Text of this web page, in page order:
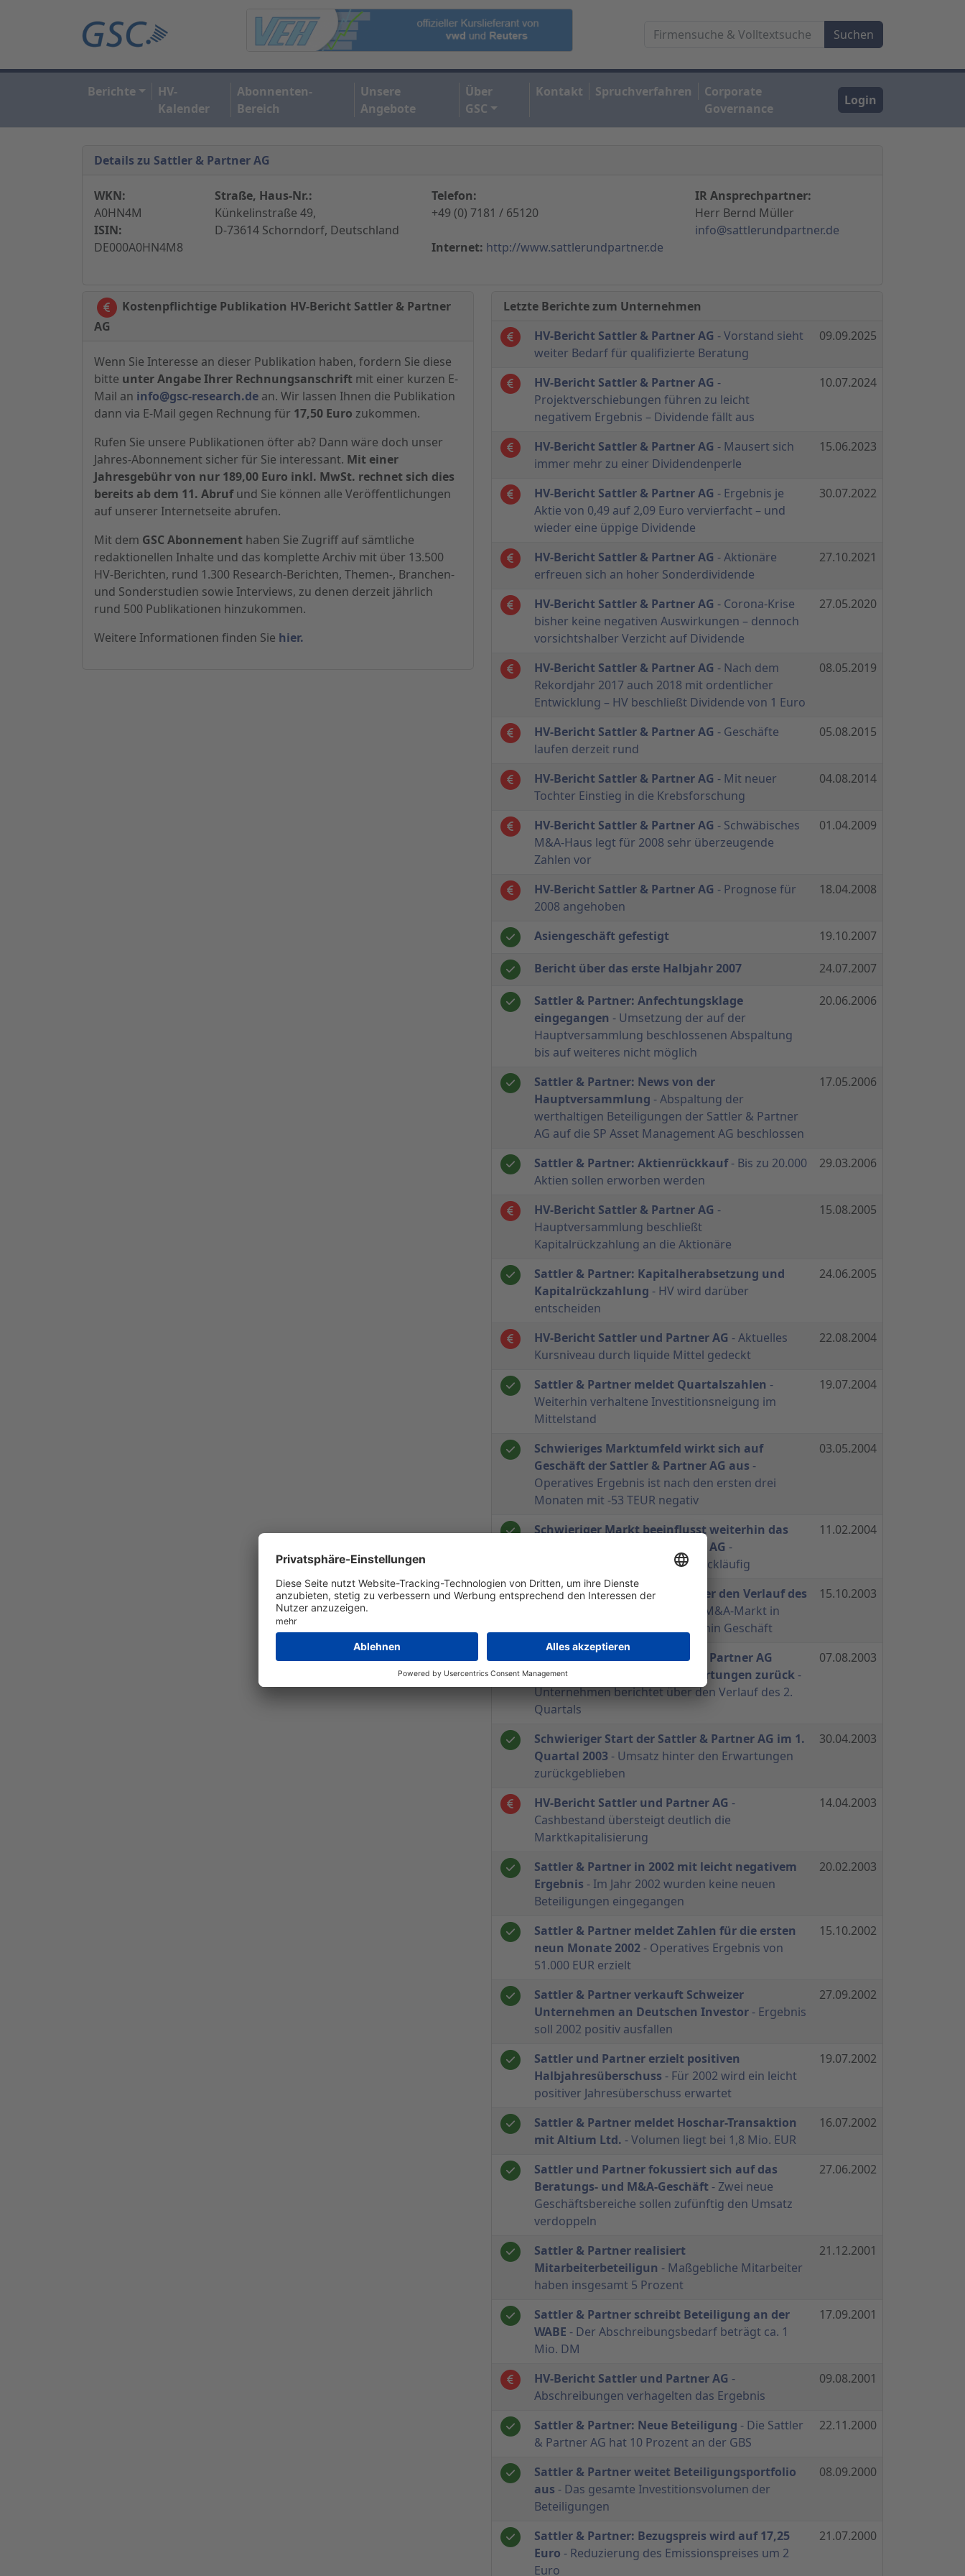
Berichte
HV-
Kalender
Abonnenten-
Bereich
Unsere
Angebote
Über
GSC
Kontakt Spruchverfahren
Corporate
Governance
Login
Details zu Sattler & Partner AG
WKN:
A0HN4M
ISIN:
DE000A0HN4M8
Straße, Haus-Nr.:
Künkelinstraße 49,
D-73614 Schorndorf, Deutschland
Telefon:
+49 (0) 7181 / 65120
Internet: http://www.sattlerundpartner.de
IR Ansprechpartner:
Herr Bernd Müller
info@sattlerundpartner.de
Kostenpflichtige Publikation HV-Bericht Sattler & Partner
AG
Wenn Sie Interesse an dieser Publikation haben, fordern Sie diese
bitte unter Angabe Ihrer Rechnungsanschrift mit einer kurzen E-
Mail an info@gsc-research.de an. Wir lassen Ihnen die Publikation
dann via E-Mail gegen Rechnung für 17,50 Euro zukommen.
Rufen Sie unsere Publikationen öfter ab? Dann wäre doch unser
Jahres-Abonnement sicher für Sie interessant. Mit einer
Jahresgebühr von nur 189,00 Euro inkl. MwSt. rechnet sich dies
bereits ab dem 11. Abrufund Sie können alle Veröffentlichungen
auf unserer Internetseite abrufen.
Mit dem GSC Abonnement haben Sie Zugriff auf sämtliche
redaktionellen Inhalte und das komplette Archiv mit über 13.500
HV-Berichten, rund 1.300 Research-Berichten, Themen-, Branchen-
und Sonderstudien sowie Interviews, zu denen derzeit jährlich
rund 500 Publikationen hinzukommen.
Weitere Informationen finden Sie hier.
Letzte Berichte zum Unternehmen
HV-Bericht Sattler & Partner AG - Vorstand sieht
weiter Bedarf für qualifizierte Beratung
09.09.2025
HV-Bericht Sattler & Partner AG -
Projektverschiebungen führen zu leicht
negativem Ergebnis – Dividende fällt aus
10.07.2024
HV-Bericht Sattler & Partner AG - Mausert sich
immer mehr zu einer Dividendenperle
15.06.2023
HV-Bericht Sattler & Partner AG - Ergebnis je
Aktie von 0,49 auf 2,09 Euro vervierfacht – und
wieder eine üppige Dividende
30.07.2022
HV-Bericht Sattler & Partner AG - Aktionäre
erfreuen sich an hoher Sonderdividende
27.10.2021
HV-Bericht Sattler & Partner AG - Corona-Krise
bisher keine negativen Auswirkungen – dennoch
vorsichtshalber Verzicht auf Dividende
27.05.2020
HV-Bericht Sattler & Partner AG - Nach dem
Rekordjahr 2017 auch 2018 mit ordentlicher
Entwicklung – HV beschließt Dividende von 1 Euro
08.05.2019
HV-Bericht Sattler & Partner AG - Geschäfte
laufen derzeit rund
05.08.2015
HV-Bericht Sattler & Partner AG - Mit neuer
Tochter Einstieg in die Krebsforschung
04.08.2014
HV-Bericht Sattler & Partner AG - Schwäbisches
M&A-Haus legt für 2008 sehr überzeugende
Zahlen vor
01.04.2009
HV-Bericht Sattler & Partner AG - Prognose für
2008 angehoben
18.04.2008
Asiengeschäft gefestigt 19.10.2007
Bericht über das erste Halbjahr 2007 24.07.2007
Sattler & Partner: Anfechtungsklage
eingegangen - Umsetzung der auf der
Hauptversammlung beschlossenen Abspaltung
bis auf weiteres nicht möglich
20.06.2006
Sattler & Partner: News von der
Hauptversammlung - Abspaltung der
werthaltigen Beteiligungen der Sattler & Partner
AG auf die SP Asset Management AG beschlossen
17.05.2006
Sattler & Partner: Aktienrückkauf- Bis zu 20.000
Aktien sollen erworben werden
29.03.2006
HV-Bericht Sattler & Partner AG -
Hauptversammlung beschließt
Kapitalrückzahlung an die Aktionäre
15.08.2005
Sattler & Partner: Kapitalherabsetzung und
Kapitalrückzahlung - HV wird darüber
entscheiden
24.06.2005
HV-Bericht Sattler und Partner AG - Aktuelles
Kursniveau durch liquide Mittel gedeckt
22.08.2004
Sattler & Partner meldet Quartalszahlen -
Weiterhin verhaltene Investitionsneigung im
Mittelstand
19.07.2004
Schwieriges Marktumfeld wirkt sich auf
Geschäft der Sattler & Partner AG aus -
Operatives Ergebnis ist nach den ersten drei
Monaten mit -53 TEUR negativ
03.05.2004
Schwieriger Markt beeinflusst weiterhin das
Geschäft der Sattler & Partner AG -
Gesamtumsatz 2003 deutlich rückläufig
11.02.2004
Sattler & Partner berichtet über den Verlauf des
- Schwieriger M&A-Markt in
Deutschland beeinflusst weiterhin Geschäft
15.10.2003
Geschäftsverlauf der Sattler & Partner AG
bleibt in 2003 hinter den Erwartungen zurück-
Unternehmen berichtet über den Verlauf des 2.
Quartals
07.08.2003
Schwieriger Start der Sattler & Partner AG im 1.
Quartal 2003 - Umsatz hinter den Erwartungen
zurückgeblieben
30.04.2003
HV-Bericht Sattler und Partner AG -
Cashbestand übersteigt deutlich die
Marktkapitalisierung
14.04.2003
Sattler & Partner in 2002 mit leicht negativem
Ergebnis - Im Jahr 2002 wurden keine neuen
Beteiligungen eingegangen
20.02.2003
Sattler & Partner meldet Zahlen für die ersten
neun Monate 2002- Operatives Ergebnis von
51.000 EUR erzielt
15.10.2002
Sattler & Partner verkauft Schweizer
Unternehmen an Deutschen Investor - Ergebnis
soll 2002 positiv ausfallen
27.09.2002
Sattler und Partner erzielt positiven
Halbjahresüberschuss - Für 2002 wird ein leicht
positiver Jahresüberschuss erwartet
19.07.2002
Sattler & Partner meldet Hoschar-Transaktion
mit Altium Ltd. - Volumen liegt bei 1,8 Mio. EUR
16.07.2002
Sattler und Partner fokussiert sich auf das
Beratungs- und M&A-Geschäft- Zwei neue
Geschäftsbereiche sollen zufünftig den Umsatz
verdoppeln
27.06.2002
Sattler & Partner realisiert
Mitarbeiterbeteiligun - Maßgebliche Mitarbeiter
haben insgesamt 5 Prozent
21.12.2001
Sattler & Partner schreibt Beteiligung an der
WABE - Der Abschreibungsbedarf beträgt ca. 1
Mio. DM
17.09.2001
HV-Bericht Sattler und Partner AG -
Abschreibungen verhagelten das Ergebnis
09.08.2001
Sattler & Partner: Neue Beteiligung - Die Sattler
& Partner AG hat 10 Prozent an der GBS
22.11.2000
Sattler & Partner weitet Beteiligungsportfolio
aus - Das gesamte Investitionsvolumen der
Beteiligungen
08.09.2000
Sattler & Partner: Bezugspreis wird auf 17,25
Euro - Reduzierung des Emissionspreises um 2
Euro
21.07.2000